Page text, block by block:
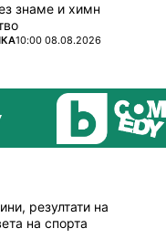
знаме и химн
10:00 08.08.2026
резултати на
на спорта